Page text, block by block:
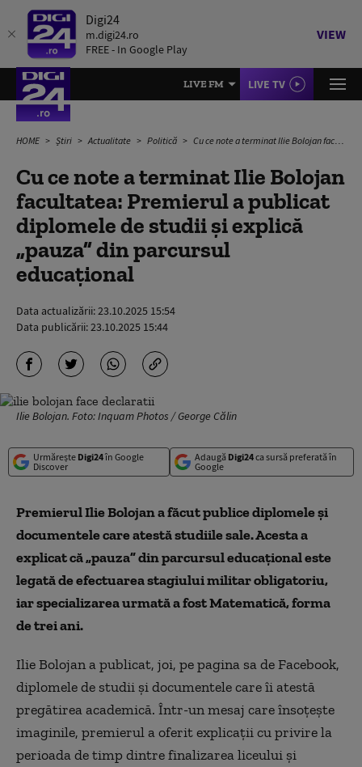
Digi24
m.digi24.ro
FREE - In Google Play
VIEW
LIVE FM LIVE TV
HOME Știri Actualitate Politică Cu ce note a terminat Ilie Bolojan facultatea: Premierul a publicat diplomele de studii și explică „pauza” din parcursul educațional
Cu ce note a terminat Ilie Bolojan
facultatea: Premierul a publicat
diplomele de studii și explică
„pauza” din parcursul
educațional
Data actualizării:23.10.2025 15:54
Data publicării:23.10.2025 15:44
Ilie Bolojan. Foto: Inquam Photos / George Călin
Urmărește Digi24în Google
Discover
Adaugă Digi24ca sursă preferată în
Google
Premierul Ilie Bolojan a făcut publice diplomele și
documentele care atestă studiile sale. Acesta a
explicat că „pauza” din parcursul educațional este
legată de efectuarea stagiului militar obligatoriu,
iar specializarea urmată a fost Matematică, forma
de trei ani.
Ilie Bolojan a publicat, joi, pe pagina sa de Facebook,
diplomele de studii și documentele care îi atestă
pregătirea academică. Într-un mesaj care însoțește
imaginile, premierul a oferit explicații cu privire la
perioada de timp dintre finalizarea liceului și